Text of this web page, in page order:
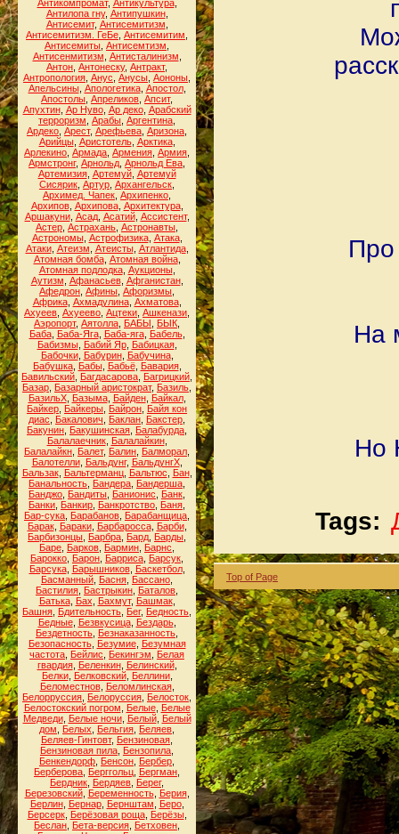
Антикомпромат, Антикультура,
Антилопа гну, Антипушкин,
Антисемит, Антисемитизм
Антисемитизм. ГеБе Антисемитим
Антисемиты Антисемтизм
Антисенмитизм Антисталинизм
Антон Антонеску, Антракт,
Антропология Анус Анусы Аононы
Апельсины, Апологетика, Апостол,
Апостолы Апреликов Апсит,
Апухтин, Ар Нуво, Ар деко, Арабский
терроризм Арабы Аргентина
Ардеко Арест, Арефьева Аризона
Арийцы, Аристотель, Арктика,
Арлекино Армада Армения Армия
Армстронг, Арнольд Арнольд Ева
Артемизия, Артемуй, Артемуй
Сисярик Артур Архангельск
Архимед. Чапек Архипенко
Архипов, Архипова, Архитектура,
Аршакуни, Асад, Асатий, Ассистент,
Астер Астрахань Астронавты
Астрономы, Астрофизика, Атака,
Атаки, Атеизм Атеисты, Атлантида,
Атомная бомба, Атомная война,
Атомная подлодка, Аукционы,
Аутизм Афанасьев, Афганистан,
Афедрон Афины Афоризмы
Африка, Ахмадулина, Ахматова,
Ахуеев Ахуеево Ацтеки Ашкенази
Аэропорт, Аятолла БАБЫ БЫК
Баба, Баба-Яга, Баба-яга, Бабель,
Бабизмы, Бабий Яр, Бабицкая,
Бабочки, Бабурин, Бабучина,
Бабушка, Бабы, Бабьё, Бавария,
Бавильский Багдасарова Багрицкий
Базар Базарный аристократ, Базиль
БазильХ, Базыма, Байден, Байкал,
Байкер Байкеры Байрон Байя кон
диас
Бакалович Баклан Бакстер
Бакунин Бакушинская Балабурда
Балалаечник, Балалайкин,
Балалайкн Балет, Балин Балморал
Балотелли, Бальдунг, БальдунгХ,
Бальзак, Бальтерманц, Бальтюс Бан,
Банальность Бандера Бандерша
Банджо Бандиты Банионис Банк
Банки Банкир Банкротство Баня
Бар-сука Барабанов Барабанщица
Барак, Бараки, Барбаросса, Барби,
Барбизонцы Барбра Бард Барды
Баре Барков Бармин Барнс
Барокко Барон Барриса Барсук
Барсука, Барышников, Баскетбол,
Басманный Басня Бассано
Бастилия Бастрыкин Баталов
Батька, Бах Бахмут, Башмак,
Башня Бдительность Бег, Бедность
Бедные, Безвкусица, Бездарь,
Бездетность Безнаказанность
Безопасность, Безумие, Безумная
частота Бейлис Бекингэм
Белая
гвардия, Беленкин, Белинский,
Белки, Белковский, Беллини,
Беломестнов, Беломлинская,
Белорруссия Белоруссия Белосток
Белостокский погром
Белые, Белые
Медведи, Белые ночи, Белый, Белый
дом
Белых Бельгия Беляев
Беляев-Гинтовт, Бензиновая
Бензиновая пила Бензопила
Бенкендорф Бенсон Бербер
Берберова Берггольц Бергман
Бердник Бердяев Берег,
Березовский, Беременность, Берия,
Берлин, Бернар, Бернштам Беро,
Берсерк, Берёзовая роща, Берёзы,
Беслан Бета-версия Бетховен
Про
На
Но
Tags:
Top of Page